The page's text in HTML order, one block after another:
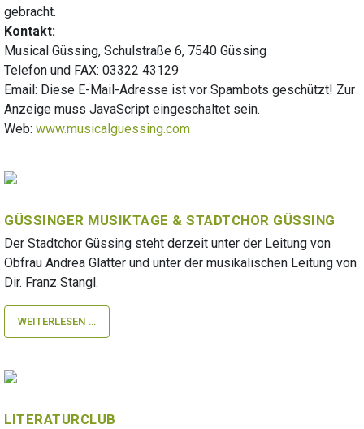
gebracht.
Kontakt:
Musical Güssing, Schulstraße 6, 7540 Güssing
Telefon und FAX: 03322 43129
Email: Diese E-Mail-Adresse ist vor Spambots geschützt! Zur
Anzeige muss JavaScript eingeschaltet sein.
Web: www.musicalguessing.com
GÜSSINGER MUSIKTAGE & STADTCHOR GÜSSING
Der Stadtchor Güssing steht derzeit unter der Leitung von
Obfrau Andrea Glatter und unter der musikalischen Leitung von
Dir. Franz Stangl.
WEITERLESEN …
LITERATURCLUB